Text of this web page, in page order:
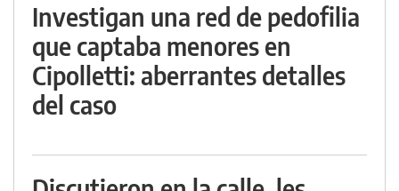
Investigan una red de pedofilia
que captaba menores en
Cipolletti: aberrantes detalles
del caso